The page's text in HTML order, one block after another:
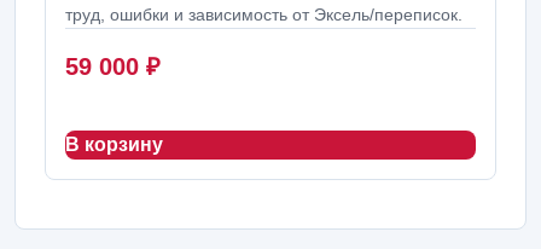
труд, ошибки и зависимость от Эксель/переписок.
59 000 ₽
В корзину